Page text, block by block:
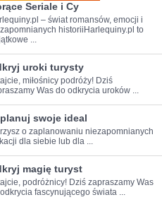
Seriale i Cy
– świat romansów, emocji i
historiiHarlequiny.pl to
...
uroki turysty
miłośnicy podróży!⁤ Dziś
Was do odkrycia uroków ...
swoje ideal
o ‍zaplanowaniu⁢ niezapomnianych
dla siebie lub dla⁣ ...
magię turyst
podróżnicy!​ Dziś zapraszamy Was
fascynującego świata​ ...